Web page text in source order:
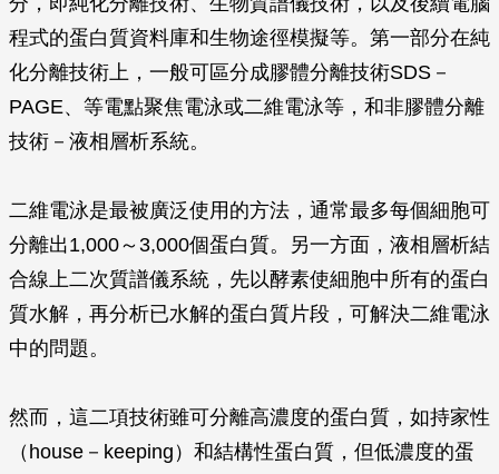
程式的蛋白質資料庫和生物途徑模擬等。第一部分在純
化分離技術上，一般可區分成膠體分離技術SDS－
PAGE、等電點聚焦電泳或二維電泳等，和非膠體分離
技術－液相層析系統。
二維電泳是最被廣泛使用的方法，通常最多每個細胞可
分離出1,000～3,000個蛋白質。另一方面，液相層析結
合線上二次質譜儀系統，先以酵素使細胞中所有的蛋白
質水解，再分析已水解的蛋白質片段，可解決二維電泳
中的問題。
然而，這二項技術雖可分離高濃度的蛋白質，如持家性
（house－keeping）和結構性蛋白質，但低濃度的蛋